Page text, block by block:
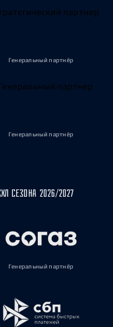
Генеральный партнёр
Генеральный партнёр
СЕЗОНА 2026/2027
Генеральный партнёр